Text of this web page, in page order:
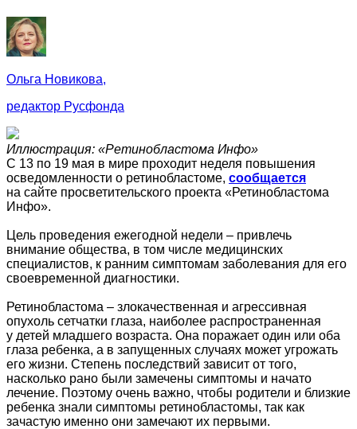
Ольга Новикова,
редактор Русфонда
Иллюстрация: «Ретинобластома Инфо»
C 13 по 19 мая в мире проходит неделя повышения
осведомленности о ретинобластоме, сообщается
на сайте просветительского проекта «Ретинобластома
Инфо».
Цель проведения ежегодной недели – привлечь
внимание общества, в том числе медицинских
специалистов, к ранним симптомам заболевания для его
своевременной диагностики.
Ретинобластома – злокачественная и агрессивная
опухоль сетчатки глаза, наиболее распространенная
у детей младшего возраста. Она поражает один или оба
глаза ребенка, а в запущенных случаях может угрожать
его жизни. Степень последствий зависит от того,
насколько рано были замечены симптомы и начато
лечение. Поэтому очень важно, чтобы родители и близкие
ребенка знали симптомы ретинобластомы, так как
зачастую именно они замечают их первыми.